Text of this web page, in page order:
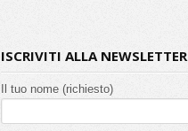
ISCRIVITI ALLA NEWSLETTER
Il tuo nome (richiesto)